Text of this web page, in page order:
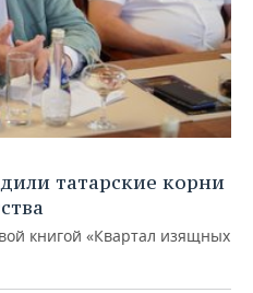
татарские корни
книгой «Квартал изящных